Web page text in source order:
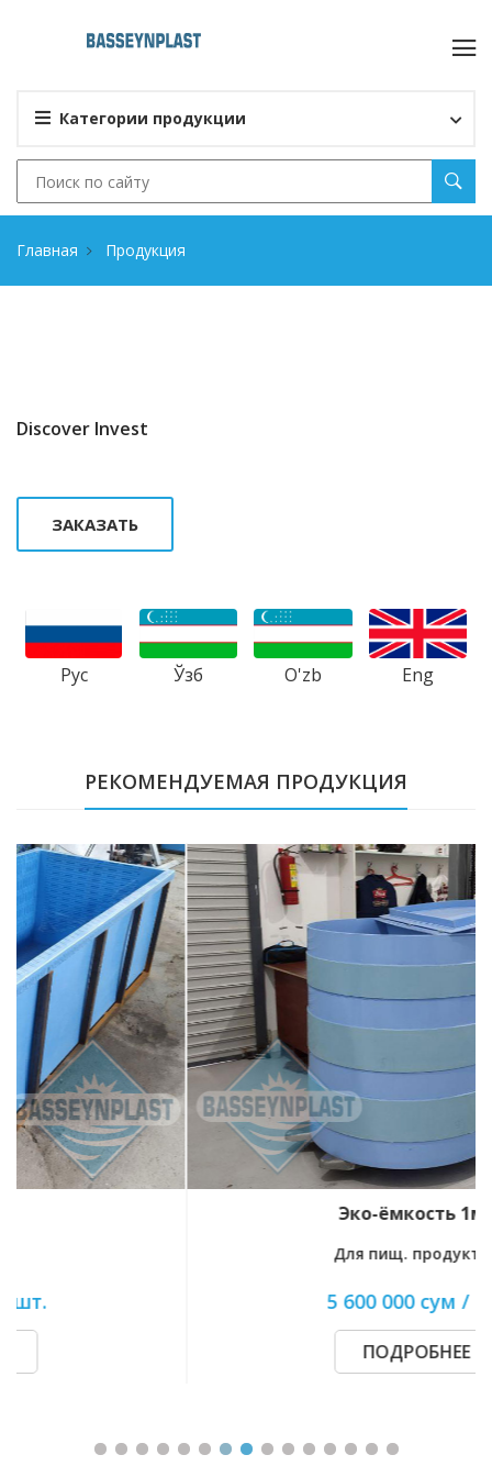
Категории продукции
Главная Продукция
Discover Invest
ЗАКАЗАТЬ
Рус Ўзб O'zb Eng
РЕКОМЕНДУЕМАЯ ПРОДУКЦИЯ
Эко-ёмкость 1м3
Для пищ. продуктов
5 600 000 сум / шт.